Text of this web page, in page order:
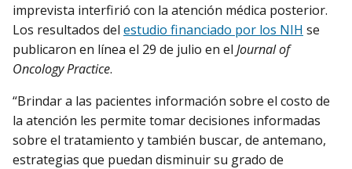
imprevista interfirió con la atención médica posterior.
Los resultados del estudio financiado por los NIH se
publicaron en línea el 29 de julio en el Journal of
Oncology Practice.
“Brindar a las pacientes información sobre el costo de
la atención les permite tomar decisiones informadas
sobre el tratamiento y también buscar, de antemano,
estrategias que puedan disminuir su grado de